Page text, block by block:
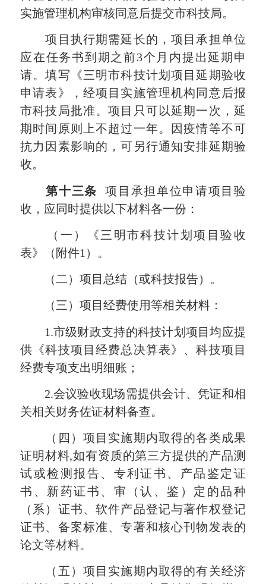
实施管理机构审核同意后提交市科技局。
项目执行期需延长的，项目承担单位
应在任务书到期之前3个月内提出延期申
请。填写《三明市科技计划项目延期验收
申请表》，经项目实施管理机构同意后报
市科技局批准。项目只可以延期一次，延
期时间原则上不超过一年。因疫情等不可
抗力因素影响的，可另行通知安排延期验
收。
第十三条 项目承担单位申请项目验
收，应同时提供以下材料各一份：
（一）《三明市科技计划项目验收
表》（附件1）。
（二）项目总结（或科技报告）。
（三）项目经费使用等相关材料：
1.市级财政支持的科技计划项目均应提
供《科技项目经费总决算表》、科技项目
经费专项支出明细账；
2.会议验收现场需提供会计、凭证和相
关相关财务佐证材料备查。
（四）项目实施期内取得的各类成果
证明材料,如有资质的第三方提供的产品测
试或检测报告、专利证书、产品鉴定证
书、新药证书、审（认、鉴）定的品种
（系）证书、软件产品登记与著作权登记
证书、备案标准、专著和核心刊物发表的
论文等材料。
（五）项目实施期内取得的有关经济